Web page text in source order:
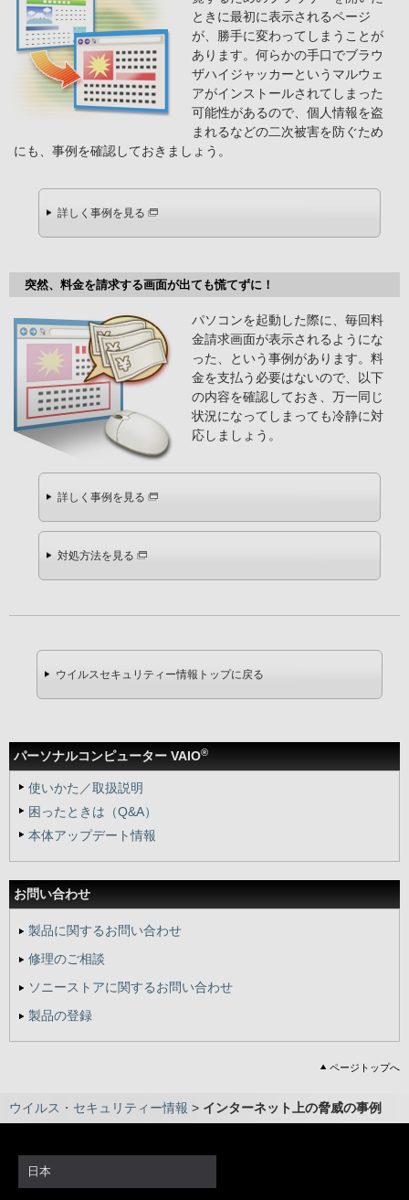
パーソナルコンピューター VAIO®
使いかた／取扱説明
困ったときは（Q&A）
本体アップデート情報
お問い合わせ
製品に関するお問い合わせ
修理のご相談
ソニーストアに関するお問い合わせ
製品の登録
ときに最初に表示されるページ
が、勝手に変わってしまうことが
あります。何らかの手口でブラウ
ザハイジャッカーというマルウェ
アがインストールされてしまった
可能性があるので、個人情報を盗
まれるなどの二次被害を防ぐため
にも、事例を確認しておきましょう。
詳しく事例を見る
突然、料金を請求する画面が出ても慌てずに！
パソコンを起動した際に、毎回料
金請求画面が表示されるようにな
った、という事例があります。料
金を支払う必要はないので、以下
の内容を確認しておき、万一同じ
状況になってしまっても冷静に対
応しましょう。
詳しく事例を見る
対処方法を見る
ウイルスセキュリティー情報トップに戻る
ページトップへ
ウイルス・セキュリティー情報 > インターネット上の脅威の事例
日本